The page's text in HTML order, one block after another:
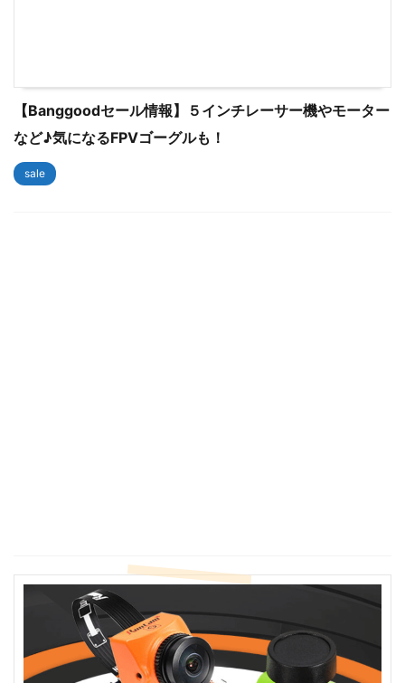
【Banggoodセール情報】５インチレーサー機やモーター
など♪気になるFPVゴーグルも！
sale